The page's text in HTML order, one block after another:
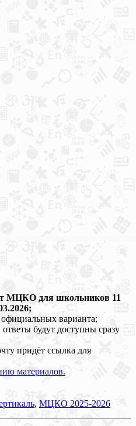
МЦКО для школьников 11
варианта;
будут доступны сразу
придёт ссылка для
материалов.
, МЦКО 2025-2026